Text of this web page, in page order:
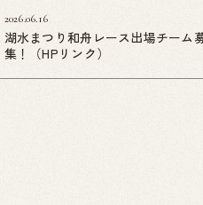
2026.06.16
湖水まつり和舟レース出場チーム
集！（HPリンク）